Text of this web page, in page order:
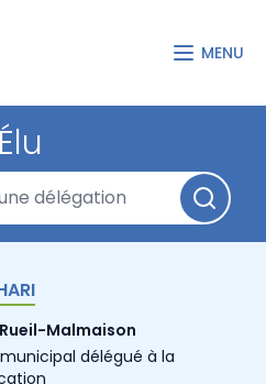
MENU
Élu
Malmaison
délégué à la